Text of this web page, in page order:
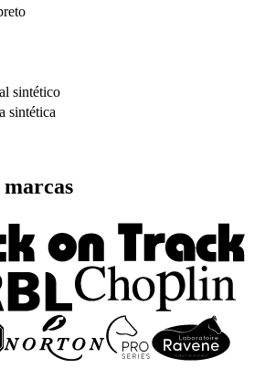
sintético
sintética
marcas